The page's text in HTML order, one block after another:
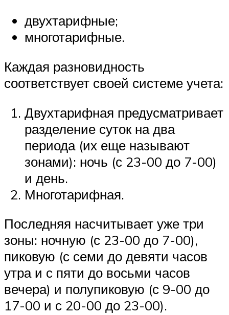
двухтарифные;
многотарифные.
Каждая разновидность
соответствует своей системе учета:
Двухтарифная предусматривает
разделение суток на два
периода (их еще называют
зонами): ночь (с 23-00 до 7-00)
и день.
Многотарифная.
Последняя насчитывает уже три
зоны: ночную (с 23-00 до 7-00),
пиковую (с семи до девяти часов
утра и с пяти до восьми часов
вечера) и полупиковую (с 9-00 до
17-00 и с 20-00 до 23-00).